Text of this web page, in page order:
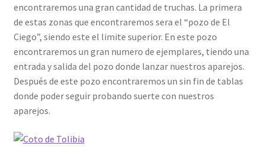
encontraremos una gran cantidad de truchas. La primera
de estas zonas que encontraremos sera el “pozo de El
Ciego”, siendo este el limite superior. En este pozo
encontraremos un gran numero de ejemplares, tiendo una
entrada y salida del pozo donde lanzar nuestros aparejos.
Después de este pozo encontraremos un sin fin de tablas
donde poder seguir probando suerte con nuestros
aparejos.